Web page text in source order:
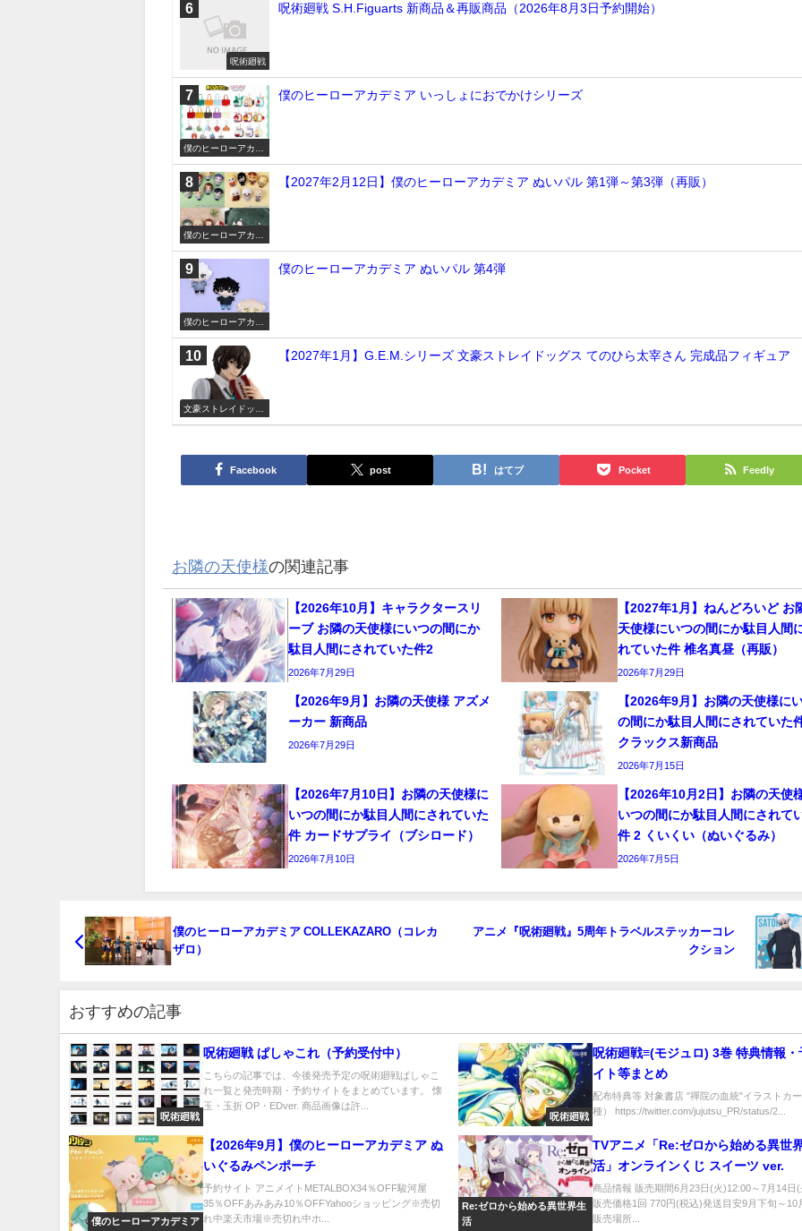
呪術廻戦
呪術廻戦 S.H.Figuarts 新商品＆再販商品（2026年8月3日予約開始）
僕のヒーローアカデ
僕のヒーローアカデミア いっしょにおでかけシリーズ
僕のヒーローアカデ
【2027年2月12日】僕のヒーローアカデミア ぬいパル 第1弾～第3弾（再販）
僕のヒーローアカデ
僕のヒーローアカデミア ぬいパル 第4弾
文豪ストレイドッグ
【2027年1月】G.E.M.シリーズ 文豪ストレイドッグス てのひら太宰さん 完成品フィギュア
Facebook post はてブ Pocket Feedly
お隣の天使様の関連記事
【2026年10月】キャラクタースリ
ーブ お隣の天使様にいつの間にか
駄目人間にされていた件2
2026年7月29日
【2027年1月】ねんどろいど お
天使様にいつの間にか駄目人間
れていた件 椎名真昼（再販）
2026年7月29日
【2026年9月】お隣の天使様 アズメ
ーカー 新商品
2026年7月29日
【2026年9月】お隣の天使様に
の間にか駄目人間にされていた
クラックス新商品
2026年7月15日
【2026年7月10日】お隣の天使様に
いつの間にか駄目人間にされていた
件 カードサプライ（ブシロード）
2026年7月10日
【2026年10月2日】お隣の天使
いつの間にか駄目人間にされて
件 2 くいくい（ぬいぐるみ）
2026年7月5日
僕のヒーローアカデミア COLLEKAZARO（コレカ
ザロ）
アニメ『呪術廻戦』5周年トラベルステッカーコレ
クション
おすすめの記事
呪術廻戦
呪術廻戦 ぱしゃこれ（予約受付中）
こちらの記事では、今後発売予定の呪術廻戦ぱしゃこ
れ一覧と発売時期・予約サイトをまとめています。 懐
玉・玉折 OP・EDver. 商品画像は許...
呪術廻戦
呪術廻戦≡(モジュロ) 3巻 特典情報・
イト等まとめ
配布特典等 対象書店 "禪院の血統"イラストカ
種） https://twitter.com/jujutsu_PR/status/2...
僕のヒーローアカデミア
【2026年9月】僕のヒーローアカデミア ぬ
いぐるみペンポーチ
予約サイト アニメイトMETALBOX34％OFF駿河屋
35％OFFあみあみ10％OFFYahooショッピング※売切
れ中楽天市場※売切れ中ホ...
Re:ゼロから始める異世界生
活
TVアニメ「Re:ゼロから始める異世
活」オンラインくじ スイーツ ver.
商品情報 販売期間6月23日(火)12:00～7月14日
販売価格1回 770円(税込)発送目安9月下旬～10
販売場所...